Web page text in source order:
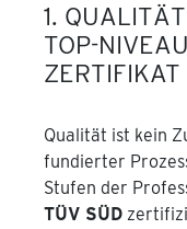
1.
TOP-
ZERTIFIKAT
Qualität ist kein
fundierter
Stufen der
TÜV SÜD